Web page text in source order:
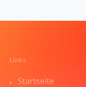
Links
Startseite